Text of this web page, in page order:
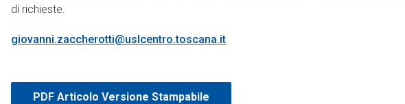
di richieste.
giovanni.zaccherotti@uslcentro.toscana.it
PDF Articolo Versione Stampabile